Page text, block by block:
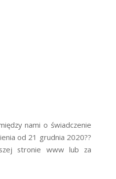
nami o świadczenie
od 21 grudnia 2020??
stronie www lub za